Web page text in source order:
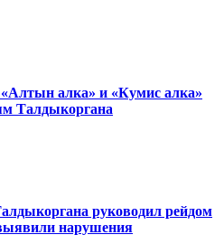
алка» и «Кумис алка»
Талдыкоргана
руководил рейдом
выявили нарушения